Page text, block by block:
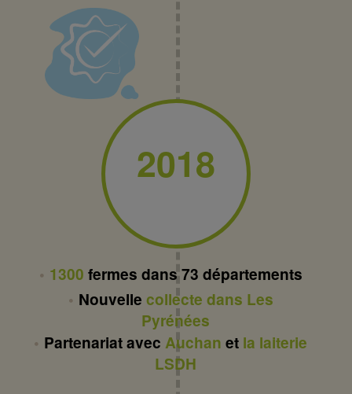
2018
1300 fermes dans 73 départements
Nouvelle collecte dans Les
Pyrénées
Partenariat avecAuchan et la laiterie
LSDH